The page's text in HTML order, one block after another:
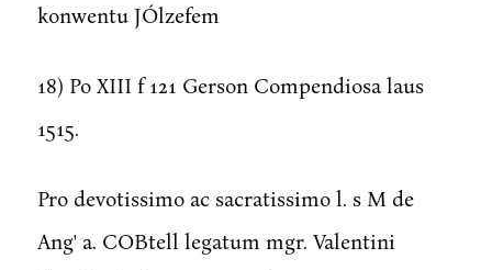
konwentu JÓlzefem
18) Po XIII f 121 Gerson Compendiosa laus
1515.
Pro devotissimo ac sacratissimo l. s M de
Ang' a. COBtell legatum mgr. Valentini